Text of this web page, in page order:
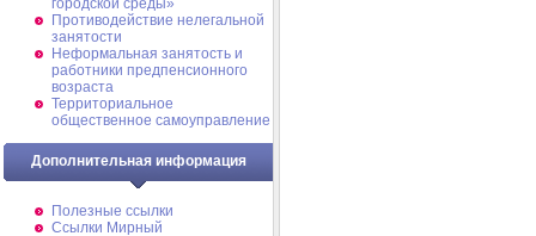
городской среды»
Противодействие нелегальной
занятости
Неформальная занятость и
работники предпенсионного
возраста
Территориальное
общественное самоуправление
Дополнительная информация
Полезные ссылки
Ссылки Мирный